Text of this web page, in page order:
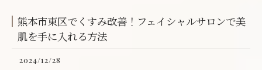
熊本市東区でくすみ改善！フェイシャルサロンで美
肌を手に入れる方法
2024/12/28